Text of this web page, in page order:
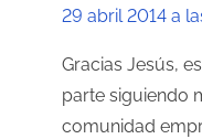
29 abril 2014 a
Gracias Jesús,
parte siguiendo
comunidad